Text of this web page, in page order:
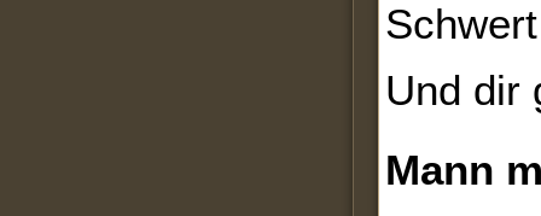
Und dir
Mann